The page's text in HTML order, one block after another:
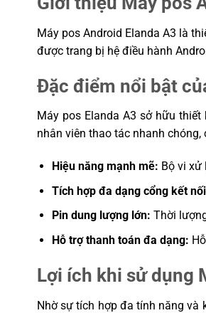
Kích thước
Trọng lượng
3.8 kg
Hỗ trợ pass treo tường
VESA
Tùy chọn (Option)
–
– Màn
Bảo hành
Máy pos Android Elanda A3 là
được trang bị hệ điều hành
Đặc điểm nổi bật
Máy pos Elanda A3 sở hữu
nhân viên thao tác nhanh
Hiệu năng mạnh mẽ: Bộ vi
Tích hợp đa dạng cổng kết
Pin dung lượng lớn: Thời
Hỗ trợ thanh toán đa dạng:
Lợi ích khi sử dụng
Nhờ sự tích hợp đa tính năng và